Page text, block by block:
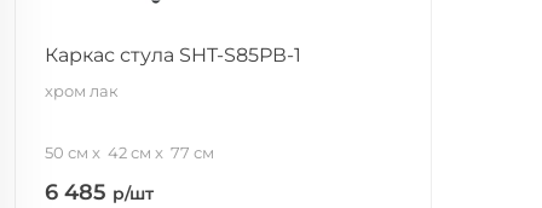
Каркас стула SHT-S85РВ-1
хром лак
50 см 42 см 77 см
6 485 р/шт